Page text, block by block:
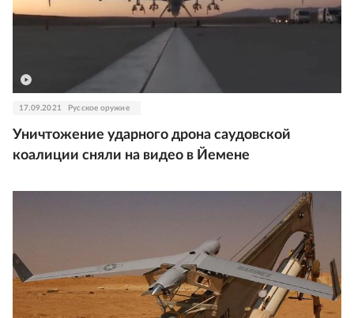
17.09.2021 Русское оружие
Уничтожение ударного дрона саудовской
коалиции сняли на видео в Йемене